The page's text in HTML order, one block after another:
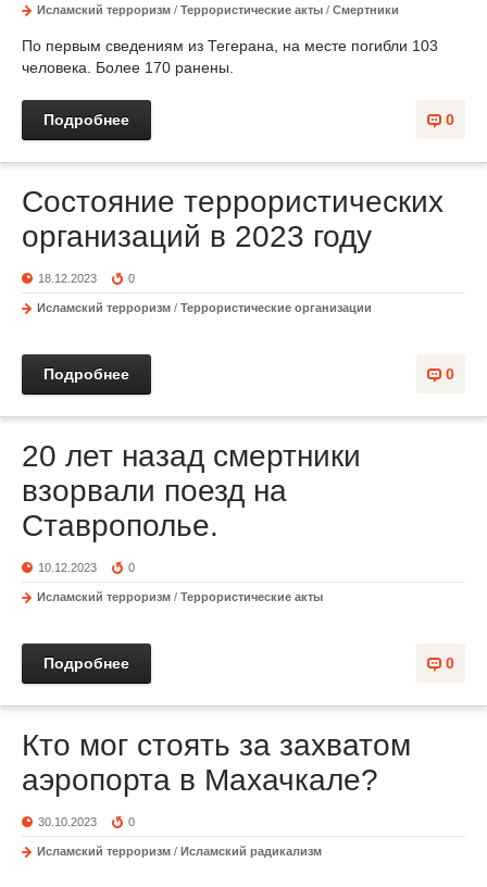
Исламский терроризм / Террористические акты / Смертники
По первым сведениям из Тегерана, на месте погибли 103
человека. Более 170 ранены.
0
Подробнее
Состояние террористических
организаций в 2023 году
18.12.2023 0
Исламский терроризм / Террористические организации
0
Подробнее
20 лет назад смертники
взорвали поезд на
Ставрополье.
10.12.2023 0
Исламский терроризм / Террористические акты
0
Подробнее
Кто мог стоять за захватом
аэропорта в Махачкале?
30.10.2023 0
Исламский терроризм / Исламский радикализм